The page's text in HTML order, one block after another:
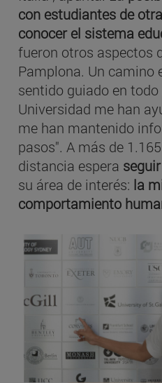
con estudiantes de
conocer el sistema
fueron otros aspectos
Pamplona. Un camino
sentido guiado en
Universidad me han
me han mantenido
pasos". A más de
distancia espera
su área de interés: la
comportamiento